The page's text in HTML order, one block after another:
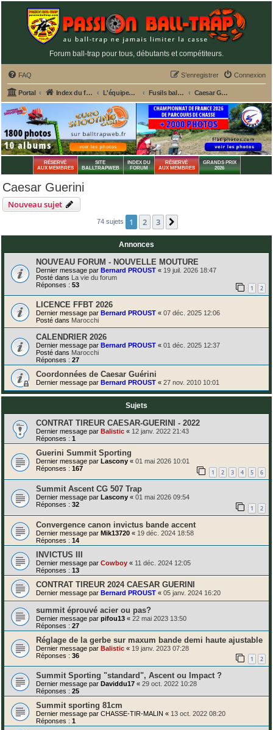
Forum ball-trap pour tous, débutants et compétiteurs.
FAQ Connexion
S’enregistrer
Portal Index du forum L'équipement du tireur de ball-trap Fusils ball-trap, chokes et entretien Caesar Guerini
RÉSERVÉ
AUX MEMBRES
SITE
BALLTRAPWEB
INDEX DU
FORUM
RÉSERVÉ
AUX MEMBRES
GRANDS PRIX
2026
Caesar Guerini
Nouveau sujet
74 sujets 1 2 3
Annonces
NOUVEAU FORUM - NOUVELLE MOUTURE
Dernier message par Bernard PROUST « 19 juil. 2026 18:47
Posté dans La vie du forum
Réponses : 53 1 2
LICENCE FFBT 2026
Dernier message par Bernard PROUST « 07 déc. 2025 12:06
Posté dans Marocchi
CALENDRIER 2026
Dernier message par Bernard PROUST « 01 déc. 2025 12:37
Posté dans Marocchi
Réponses : 27
Coordonnées de Caesar Guérini
Dernier message par Bernard PROUST « 27 nov. 2010 10:01
Sujets
CONTRAT TIREUR CAESAR-GUERINI - 2022
Dernier message par Balistic « 12 janv. 2022 21:43
Réponses : 1
Guerini Summit Sporting
Dernier message par Lascony « 01 mai 2026 10:01
Réponses : 167 1 2 3 4 5 6
Summit Ascent CG 507 Trap
Dernier message par Lascony « 01 mai 2026 09:54
Réponses : 32 1 2
Convergence canon invictus bande accent
Dernier message par Mik13720 « 19 déc. 2024 18:58
Réponses : 14
INVICTUS III
Dernier message par Cowboy « 11 déc. 2024 12:05
Réponses : 13
CONTRAT TIREUR 2024 CAESAR GUERINI
Dernier message par Bernard PROUST « 05 janv. 2024 16:20
summit éprouvé acier ou pas?
Dernier message par pifou13 « 22 mai 2023 13:50
Réponses : 27
Réglage de la gerbe sur maxum bande demi haute ajustable
Dernier message par Balistic « 19 janv. 2023 07:28
Réponses : 36 1 2
Summit Sporting "standard", Ascent ou Impact ?
Dernier message par Daviddu17 « 29 oct. 2022 10:28
Réponses : 25
Summit sporting 81cm
Dernier message par CHASSE-TIR-MALIN « 13 oct. 2022 08:20
Réponses : 1